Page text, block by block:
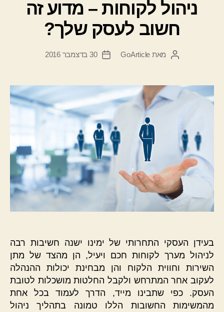
ניהול לקוחות – מדוע זה
חשוב לעסק שלך?
המחבר
מאת GoArticle
תאריך
30 בדצמבר 2016
בעידן העסקי התחרותי של ימינו ישנה חשיבות רבה
לניהול מערך לקוחות חכם ויעיל, הן מהצד של מתן
השירות וחווית הלקוח והן מבחינת יכולות ההנהלה
לעקוב אחר המתרחש ולקבל החלטות מושכלות לטובת
העסק. כפי שתבינו מייד, הדרך לעמוד בכל אחת
מהמשימות החשובות הללו טמונה בתהליך ניהול